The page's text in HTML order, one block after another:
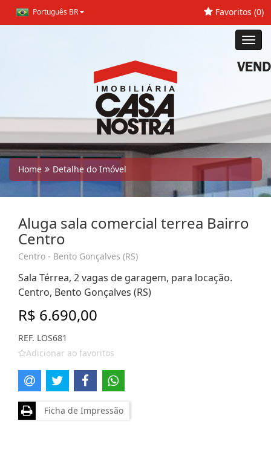
Português BR Favoritos (0)
Home Detalhe do Imóvel
Aluga sala comercial terrea Bairro
Centro
Centro - Bento Gonçalves (RS)
Sala Térrea, 2 vagas de garagem, para locação.
Centro, Bento Gonçalves (RS)
R$ 6.690,00
REF. LOS681
Adicionar ao favoritos
Ficha de Impressão